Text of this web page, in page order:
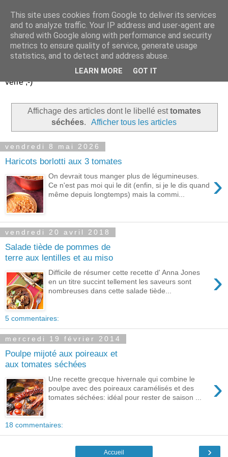
Un peu gay dans les
coings...
Découvrir le monde. Assiette après assiette. Verre après
verre ;-)
Affichage des articles dont le libellé esttomates
séchées. Afficher tous les articles
vendredi 8 mai 2026
Haricots borlotti aux 3 tomates
›
On devrait tous manger plus de légumineuses.
Ce n'est pas moi qui le dit (enfin, si je le dis quand
même depuis longtemps) mais la commi...
vendredi 20 avril 2018
Salade tiède de pommes de
terre aux lentilles et au miso
›
Difficile de résumer cette recette d' Anna Jones
en un titre succint tellement les saveurs sont
nombreuses dans cette salade tiède...
5 commentaires:
mercredi 19 février 2014
Poulpe mijoté aux poireaux et
aux tomates séchées
›
Une recette grecque hivernale qui combine le
poulpe avec des poireaux caramélisés et des
tomates séchées: idéal pour rester de saison ...
18 commentaires:
›
Accueil
This site uses cookies from Google to deliver its services
and to analyze traffic. Your IP address and user-agent are
shared with Google along with performance and security
metrics to ensure quality of service, generate usage
statistics, and to detect and address abuse.
LEARN MORE GOT IT